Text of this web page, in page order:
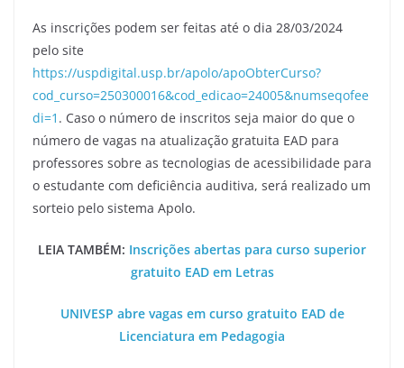
As inscrições podem ser feitas até o dia 28/03/2024
pelo site
https://uspdigital.usp.br/apolo/apoObterCurso?
cod_curso=250300016&cod_edicao=24005&numseqofee
di=1 . Caso o número de inscritos seja maior do que o
número de vagas na atualização gratuita EAD para
professores sobre as tecnologias de acessibilidade para
o estudante com deficiência auditiva, será realizado um
sorteio pelo sistema Apolo.
LEIA TAMBÉM: Inscrições abertas para curso superior
gratuito EAD em Letras
UNIVESP abre vagas em curso gratuito EAD de
Licenciatura em Pedagogia